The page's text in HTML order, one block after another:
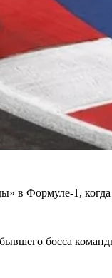
в Формуле-1, когда
босса